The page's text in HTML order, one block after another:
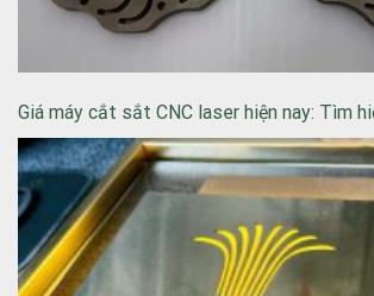
Giá máy cắt sắt CNC laser hiện nay: Tìm